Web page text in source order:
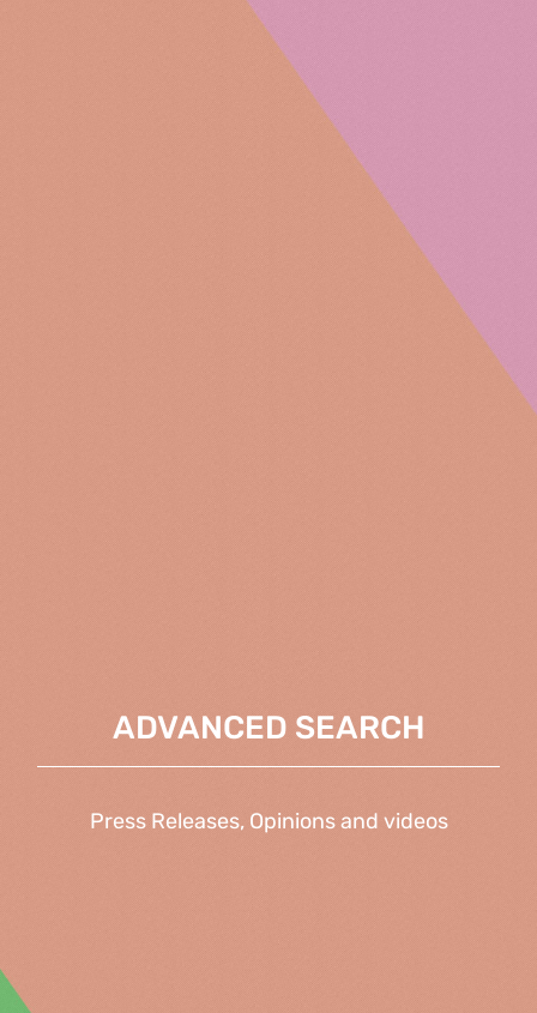
ADVANCED SEARCH
Press Releases, Opinions and videos